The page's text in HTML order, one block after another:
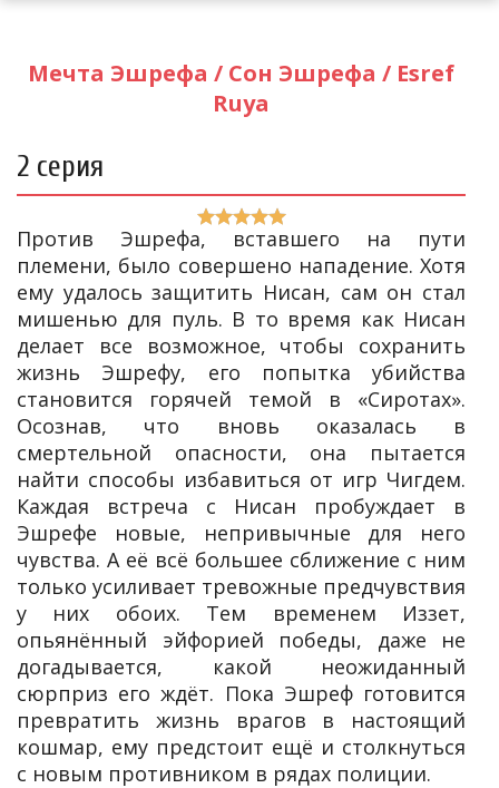
Мечта Эшрефа / Сон Эшрефа / Esref
Ruya
2 серия
Против Эшрефа, вставшего на пути
племени, было совершено нападение. Хотя
ему удалось защитить Нисан, сам он стал
мишенью для пуль. В то время как Нисан
делает все возможное, чтобы сохранить
жизнь Эшрефу, его попытка убийства
становится горячей темой в «Сиротах».
Осознав, что вновь оказалась в
смертельной опасности, она пытается
найти способы избавиться от игр Чигдем.
Каждая встреча с Нисан пробуждает в
Эшрефе новые, непривычные для него
чувства. А её всё большее сближение с ним
только усиливает тревожные предчувствия
у них обоих. Тем временем Иззет,
опьянённый эйфорией победы, даже не
догадывается, какой неожиданный
сюрприз его ждёт. Пока Эшреф готовится
превратить жизнь врагов в настоящий
кошмар, ему предстоит ещё и столкнуться
с новым противником в рядах полиции.